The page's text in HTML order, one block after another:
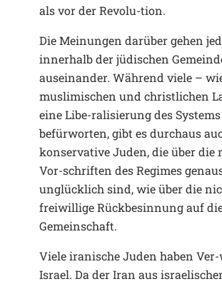
als vor der Revolu-tion.
Die Meinungen darüber gehen
innerhalb der jüdischen
auseinander. Während viele –
muslimischen und christlichen
eine Libe-ralisierung des Systems
befürworten, gibt es durchaus
konservative Juden, die über die
Vor-schriften des Regimes
unglücklich sind, wie über die
freiwillige Rückbesinnung auf
Gemeinschaft.
Viele iranische Juden haben
Israel. Da der Iran aus